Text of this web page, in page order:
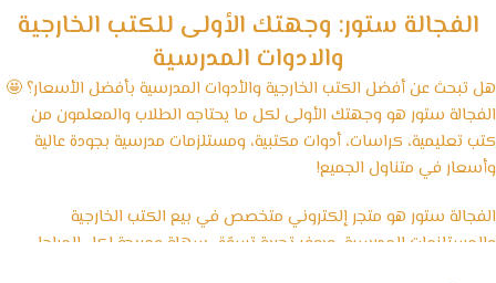
الفجالة ستور: وجهتك الأولى للكتب الخارجية
والادوات المدرسية
هل تبحث عن أفضل الكتب الخارجية والأدوات المدرسية بأفضل الأسعار؟ 🤩
الفجالة ستور هو وجهتك الأولى لكل ما يحتاجه الطلاب والمعلمون من
كتب تعليمية، كراسات، أدوات مكتبية، ومستلزمات مدرسية بجودة عالية
وأسعار في متناول الجميع!
الفجالة ستور هو متجر إلكتروني متخصص في بيع الكتب الخارجية
والمستلزمات المدرسية، ويوفر تجربة تسوّق سهلة ومريحة لكل المراحل